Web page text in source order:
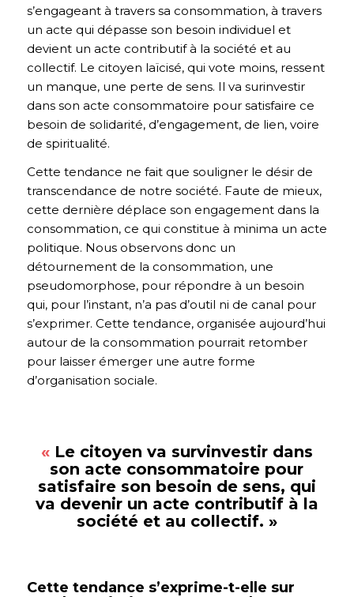
s’engageant à travers sa consommation, à travers
un acte qui dépasse son besoin individuel et
devient un acte contributif à la société et au
collectif. Le citoyen laïcisé, qui vote moins, ressent
un manque, une perte de sens. Il va surinvestir
dans son acte consommatoire pour satisfaire ce
besoin de solidarité, d’engagement, de lien, voire
de spiritualité.
Cette tendance ne fait que souligner le désir de
transcendance de notre société. Faute de mieux,
cette dernière déplace son engagement dans la
consommation, ce qui constitue à minima un acte
politique. Nous observons donc un
détournement de la consommation, une
pseudomorphose, pour répondre à un besoin
qui, pour l’instant, n’a pas d’outil ni de canal pour
s’exprimer. Cette tendance, organisée aujourd’hui
autour de la consommation pourrait retomber
pour laisser émerger une autre forme
d’organisation sociale.
« Le citoyen va survinvestir dans
son acte consommatoire pour
satisfaire son besoin de sens, qui
va devenir un acte contributif à la
société et au collectif. »
Cette tendance s’exprime-t-elle sur